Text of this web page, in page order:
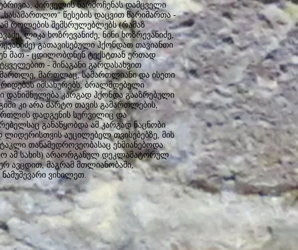
პირველის წარმოჩენას დამცველი
წესების დაცვით წარიმართა -
როლების შემსრულებლებს (რამაზ
ლიკა ხოზრევანიძე, ნინი ხოზრევანიძე,
გათავისებული ჰქონდათ თავიანთი
მათ - ცდილობდნენ ტექსტთან ერთად
- შინაგანი გარდასახვით
მართლაც, სამართლიანი და ისეთი
იმსახურებს, ბრალმდებელი
დანიშნულება კარგად ჰქონდა გააზრებული
კი არა მარტო თავის გამართლების,
დადგენის სურვილიც და
განაწყობდა ამ კარგად ნაცნობი
აუცილებელ თვისებებზე, მის
თანამედროვეობასაც ეხმიანებოდა.
ამ სახის) არაორგანულ დეკლამატორულ
ავცდით, მაგრამ მთლიანობაში,
ვიხილეთ.